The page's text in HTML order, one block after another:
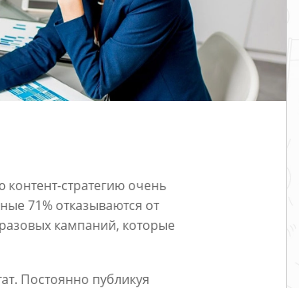
стратегию очень
71% отказываются от
кампаний, которые
Постоянно публикуя